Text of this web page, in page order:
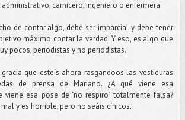
carnicero, ingeniero o enfermera.
de contar algo, debe ser imparcial y debe tener
máximo contar la verdad. Y eso, es algo que
pocos, periodistas y no periodistas.
que esteís ahora rasgandoos las vestiduras
de prensa de Mariano. ¿A qué viene esa
viene esa pose de "no respiro" totalmente falsa?
y es horrible, pero no seáis cínicos.